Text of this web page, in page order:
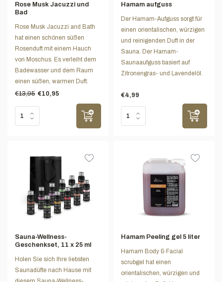
Rose Musk Jacuzzi und
Bad
Rose Musk Jacuzzi and Bath
hat einen schönen süßen
Rosenduft mit einem Hauch
von Moschus. Es verleiht dem
Badewasser und dem Raum
einen süßen, warmen Duft.
€13,95 €10,95
Hamam aufguss
Der Hamam-Aufguss sorgt für
einen orientalischen, würzigen
und reinigenden Duft in der
Sauna. Der Hamam-
Saunaaufguss basiert auf
Zitronengras- und Lavendelöl.
€4,99
Sauna-Wellness-
Geschenkset, 11 x 25 ml
Holen Sie sich Ihre liebsten
Saunadüfte nach Hause mit
Hamam Peeling gel 5 liter
Hamam Body & Facial
scrubgel hat einen
orientalischen, würzigen und